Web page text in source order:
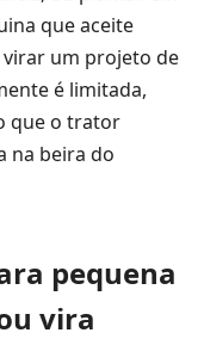
que aceite
um projeto de
é limitada,
que o trator
na beira do
pequena
vira